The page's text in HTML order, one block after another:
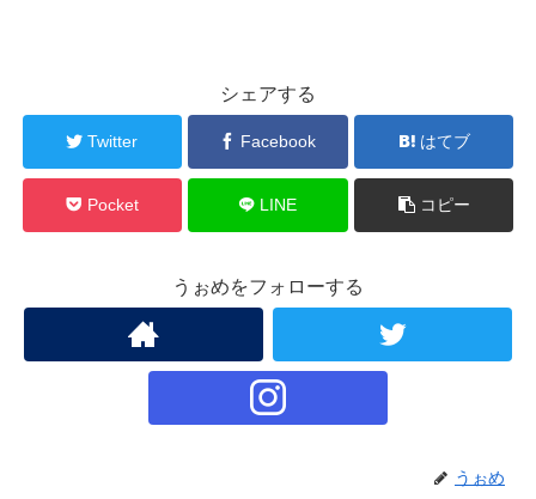
シェアする
Twitter Facebook はてブ
Pocket LINE コピー
うぉめをフォローする
うぉめ